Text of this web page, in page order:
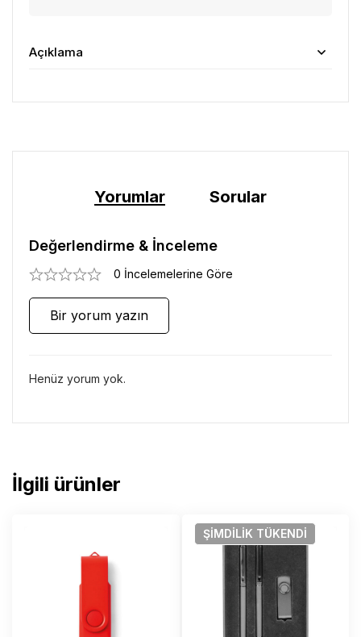
Açıklama
Yorumlar Sorular
Değerlendirme & İnceleme
0 İncelemelerine Göre
Bir yorum yazın
Henüz yorum yok.
İlgili ürünler
ŞIMDILIK TÜKENDI